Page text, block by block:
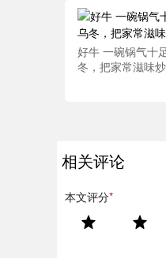
好牛 一碗锅气十
冬，把家常滋味
相关评论
本文评分*